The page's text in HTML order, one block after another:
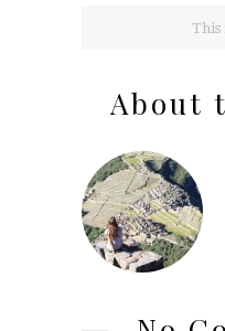
This
About